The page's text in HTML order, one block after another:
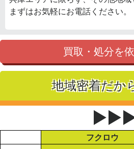
まずはお気軽にお電話ください。
買取・処分を
地域密着だか
フクロウ